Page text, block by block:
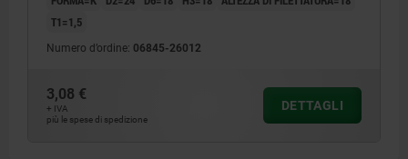
T1=1,5
Numero d’ordine: 06845-26012
3,08 €
+ IVA
più le spese di spedizione
DETTAGLI